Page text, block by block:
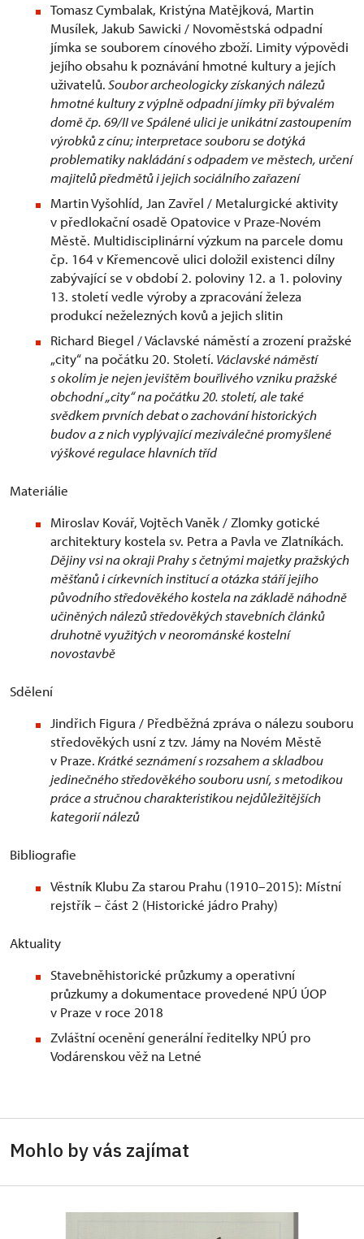
Tomasz Cymbalak, Kristýna Matějková, Martin
Musílek, Jakub Sawicki / Novoměstská odpadní
jímka se souborem cínového zboží. Limity výpovědi
jejího obsahu k poznávání hmotné kultury a jejích
uživatelů.Soubor archeologicky získaných nálezů
hmotné kultury z výplně odpadní jímky při bývalém
domě čp. 69/II ve Spálené ulici je unikátní zastoupením
výrobků z cínu; interpretace souboru se dotýká
problematiky nakládání s odpadem ve městech, určení
majitelů předmětů i jejich sociálního zařazení
Martin Vyšohlíd, Jan Zavřel / Metalurgické aktivity
v předlokační osadě Opatovice v Praze-Novém
Městě. Multidisciplinární výzkum na parcele domu
čp. 164 v Křemencově ulici doložil existenci dílny
zabývající se v období 2. poloviny 12. a 1. poloviny
13. století vedle výroby a zpracování železa
produkcí neželezných kovů a jejich slitin
Richard Biegel / Václavské náměstí a zrození pražské
„city“ na počátku 20. Století. Václavské náměstí
s okolím je nejen jevištěm bouřlivého vzniku pražské
obchodní „city“ na počátku 20. století, ale také
svědkem prvních debat o zachování historických
budov a z nich vyplývající meziválečné promyšlené
výškové regulace hlavních tříd
Materiálie
Miroslav Kovář, Vojtěch Vaněk / Zlomky gotické
architektury kostela sv. Petra a Pavla ve Zlatníkách.
Dějiny vsi na okraji Prahy s četnými majetky pražských
měšťanů i církevních institucí a otázka stáří jejího
původního středověkého kostela na základě náhodně
učiněných nálezů středověkých stavebních článků
druhotně využitých v neorománské kostelní
novostavbě
Sdělení
Jindřich Figura / Předběžná zpráva o nálezu souboru
středověkých usní z tzv. Jámy na Novém Městě
v Praze.Krátké seznámení s rozsahem a skladbou
jedinečného středověkého souboru usní, s metodikou
práce a stručnou charakteristikou nejdůležitějších
kategorií nálezů
Bibliografie
Věstník Klubu Za starou Prahu (1910–2015): Místní
rejstřík – část 2 (Historické jádro Prahy)
Aktuality
Stavebněhistorické průzkumy a operativní
průzkumy a dokumentace provedené NPÚ ÚOP
v Praze v roce 2018
Zvláštní ocenění generální ředitelky NPÚ pro
Vodárenskou věž na Letné
Mohlo by vás zajímat